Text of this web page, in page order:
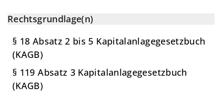
Rechtsgrundlage(n)
§ 18 Absatz 2 bis 5 Kapitalanlagegesetzbuch
(KAGB)
§ 119 Absatz 3 Kapitalanlagegesetzbuch
(KAGB)